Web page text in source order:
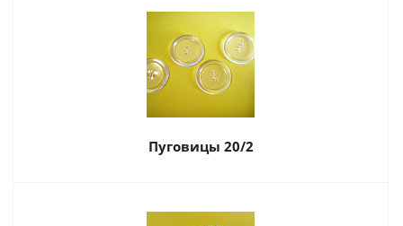
Пуговицы 20/2